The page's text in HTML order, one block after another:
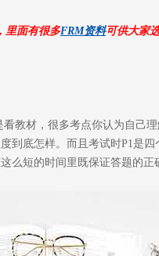
里面有很多FRM资料可供大家
教材，很多考点你认为自己
到底怎样。而且考试时P1是四
么短的时间里既保证答题的